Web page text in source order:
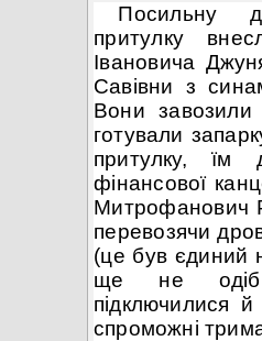
Посильну
притулку
Івановича
Савівни з
Вони завозили
готували
притулку, їм
фінансової
Митрофанович
перевозячи
(це був єдиний
ще не
підключилися
спроможні